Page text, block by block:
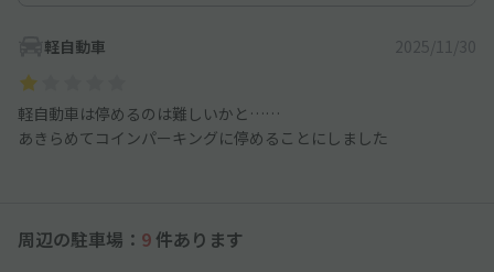
軽自動車 2025/11/30
軽自動車は停めるのは難しいかと……
あきらめてコインパーキングに停めることにしました
周辺の駐車場： 9 件あります